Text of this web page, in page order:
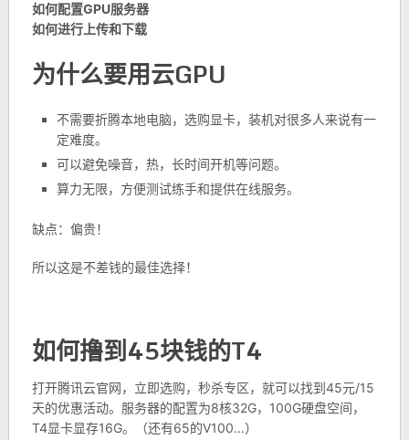
如何配置GPU服务器
如何进行上传和下载
为什么要用云GPU
不需要折腾本地电脑，选购显卡，装机对很多人来说有一
定难度。
可以避免噪音，热，长时间开机等问题。
算力无限，方便测试练手和提供在线服务。
缺点：偏贵！
所以这是不差钱的最佳选择！
如何撸到45块钱的T4
打开腾讯云官网，立即选购，秒杀专区，就可以找到45元/15
天的优惠活动。服务器的配置为8核32G，100G硬盘空间，
T4显卡显存16G。（还有65的V100…）